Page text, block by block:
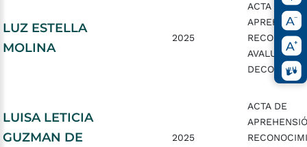
LUZ ESTELLA
MOLINA
2025
ACTA DE
AVALUO Y
DECOMISO
LUISA LETICIA
GUZMAN DE
2025
ACTA DE